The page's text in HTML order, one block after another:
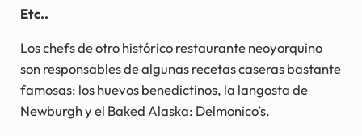
Etc..
Los chefs de otro histórico restaurante neoyorquino
son responsables de algunas recetas caseras bastante
famosas: los huevos benedictinos, la langosta de
Newburgh y el Baked Alaska: Delmonico’s.